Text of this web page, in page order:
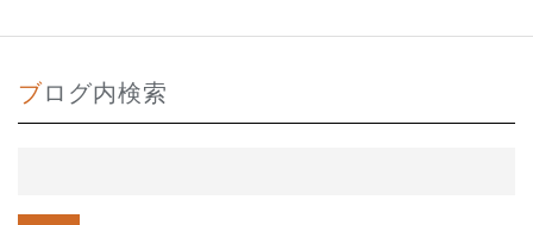
ブログ内検索